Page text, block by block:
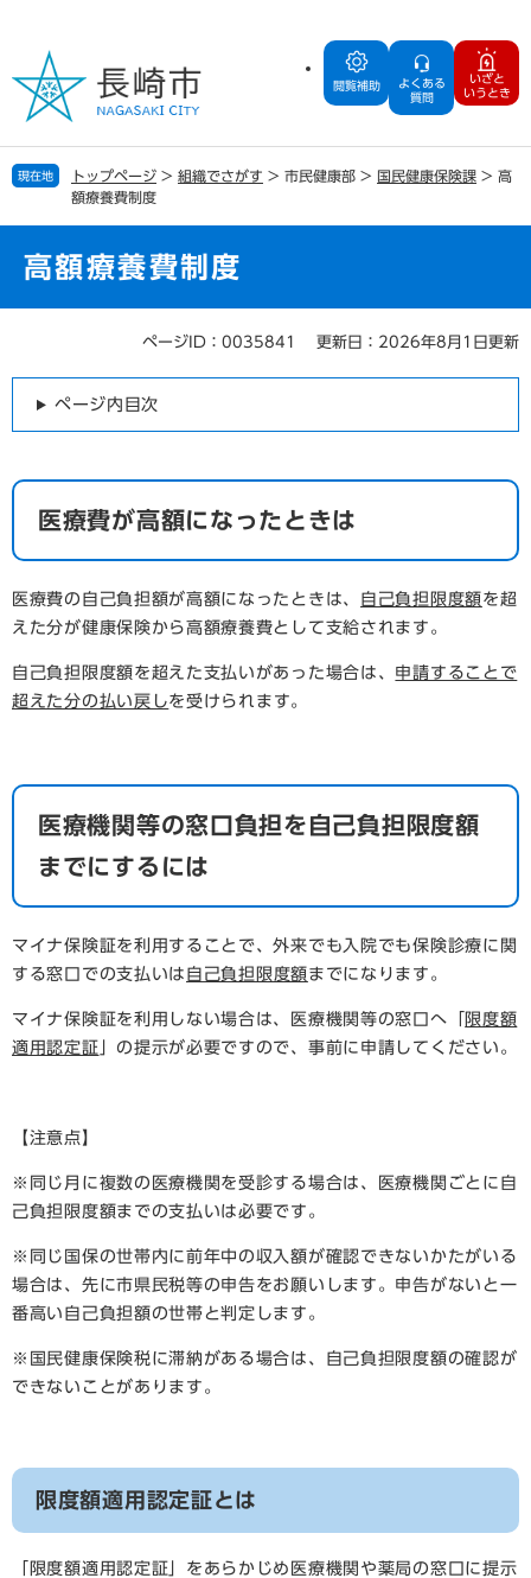
の
で
す
ー
ば
し
閲覧補助
よくある
質問
いざと
いうとき
現在地 トップページ > 組織でさがす > 市民健康部 > 国民健康保険課 > 高
額療養費制度
高額療養費制度
ページID：0035841 更新日：2026年8月1日更新
ページ内目次
医療費が高額になったときは
医療費の自己負担額が高額になったときは、 自己負担限度額 を超
えた分が健康保険から高額療養費として支給されます。
自己負担限度額を超えた支払いがあった場合は、 申請することで
超えた分の払い戻しを受けられます。
医療機関等の窓口負担を自己負担限度額
までにするには
マイナ保険証を利用することで、外来でも入院でも保険診療に関
する窓口での支払いは 自己負担限度額 までになります。
マイナ保険証を利用しない場合は、医療機関等の窓口へ「
限度額
適用認定証
」の提示が必要ですので、事前に申請してください。
【注意点】
※同じ月に複数の医療機関を受診する場合は、医療機関ごとに自
己負担限度額までの支払いは必要です。
※同じ国保の世帯内に前年中の収入額が確認できないかたがいる
場合は、先に市県民税等の申告をお願いします。申告がないと一
番高い自己負担額の世帯と判定します。
※国民健康保険税に滞納がある場合は、自己負担限度額の確認が
できないことがあります。
限度額適用認定証とは
「限度額適用認定証」をあらかじめ医療機関や薬局の窓口に提示